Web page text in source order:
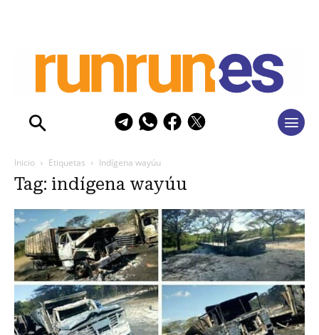
Inicio Etiquetas Indígena wayúu
Tag: indígena wayúu